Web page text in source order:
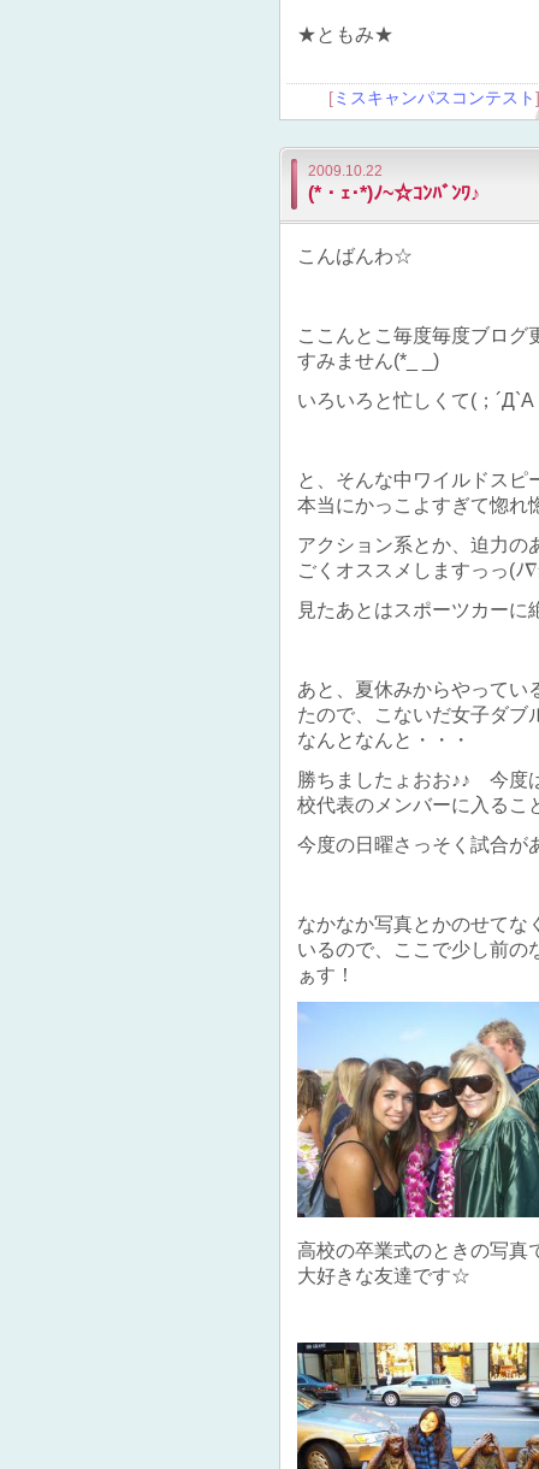
★ともみ★
[ミスキャンパスコンテスト
2009.10.22
(*・ｪ･*)ﾉ~☆ｺﾝﾊﾞﾝﾜ♪
こんばんわ☆
ここんとこ毎度毎度ブログ
すみません(*_ _)
いろいろと忙しくて(；´Д`A
と、そんな中ワイルドス
本当にかっこよすぎて惚れ
アクション系とか、迫力の
ごくオススメしますっっ(ﾉ
見たあとはスポーツカーに
あと、夏休みからやってい
たので、こないだ女子ダブ
なんとなんと・・・
勝ちましたょおお♪♪ 今度
校代表のメンバーに入る
今度の日曜さっそく試合が
なかなか写真とかのせてな
いるので、ここで少し前の
ぁす！
高校の卒業式のときの写真
大好きな友達です☆